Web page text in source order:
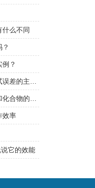
么不同
？
效率
它的效能